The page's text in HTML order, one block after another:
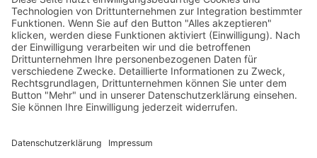
Impressum
Allgemeine Geschäftsbedingungen